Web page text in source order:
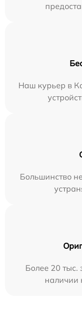
Наш курьер в
Большинство
Более 20 тыс.
наличии